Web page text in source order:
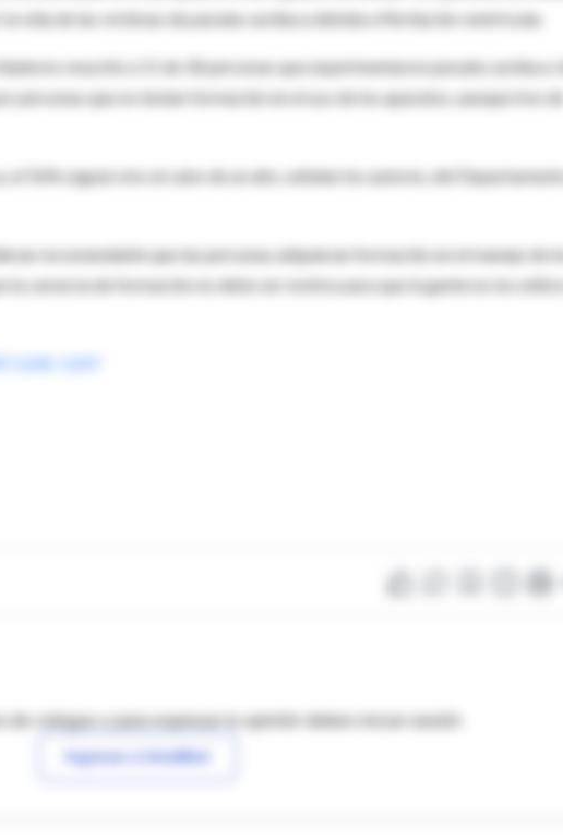
vida de las víctimas de parada cardíaca debida a fibrilación ventricular.
resucitó a 11 de 18 personas que experimentaron parada cardíaca.
personas que no tenían formación en el uso de los aparatos, aunque tres de
el 56% seguía vivo al cabo de un año, señalan los autores, del
recomendable que las personas adquieran formación en el manejo de
la carencia de formación no debe ser motivo para que la gente no los utilice
1247
de colegas o para expresar tu opinión debes iniciar sesión
Ingresar a IntraMed